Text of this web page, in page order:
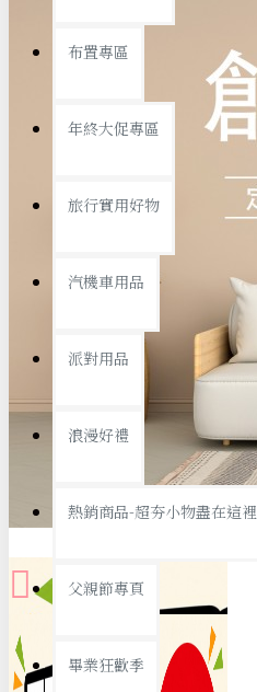
優惠活動 最新活動
汽機車用品
查看更多
置物架/收納櫃
銅板精選
布置專區
年終大促專區
旅行實用好物
汽機車用品
派對用品
浪漫好禮
熱銷商品-超夯小物盡在這裡
父親節專頁
畢業狂歡季